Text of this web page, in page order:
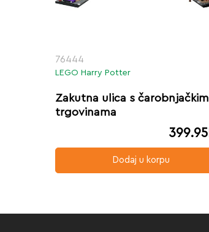
76444
LEGO Harry Potter
Zakutna ulica s čarobnjačkim
trgovinama
399.95
Dodaj u korpu